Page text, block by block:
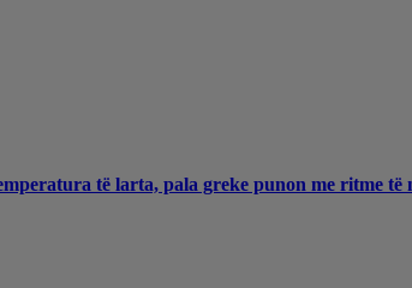
të larta, pala greke punon me ritme të